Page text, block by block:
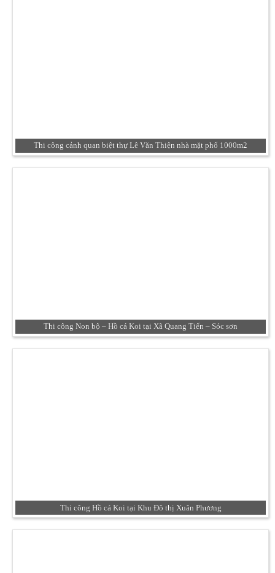
Thi công cảnh quan biệt thự Lê Văn Thiện nhà mặt phố 1000m2
Thi công Non bộ – Hồ cá Koi tại Xã Quang Tiến – Sóc sơn
Thi công Hồ cá Koi tại Khu Đô thị Xuân Phương